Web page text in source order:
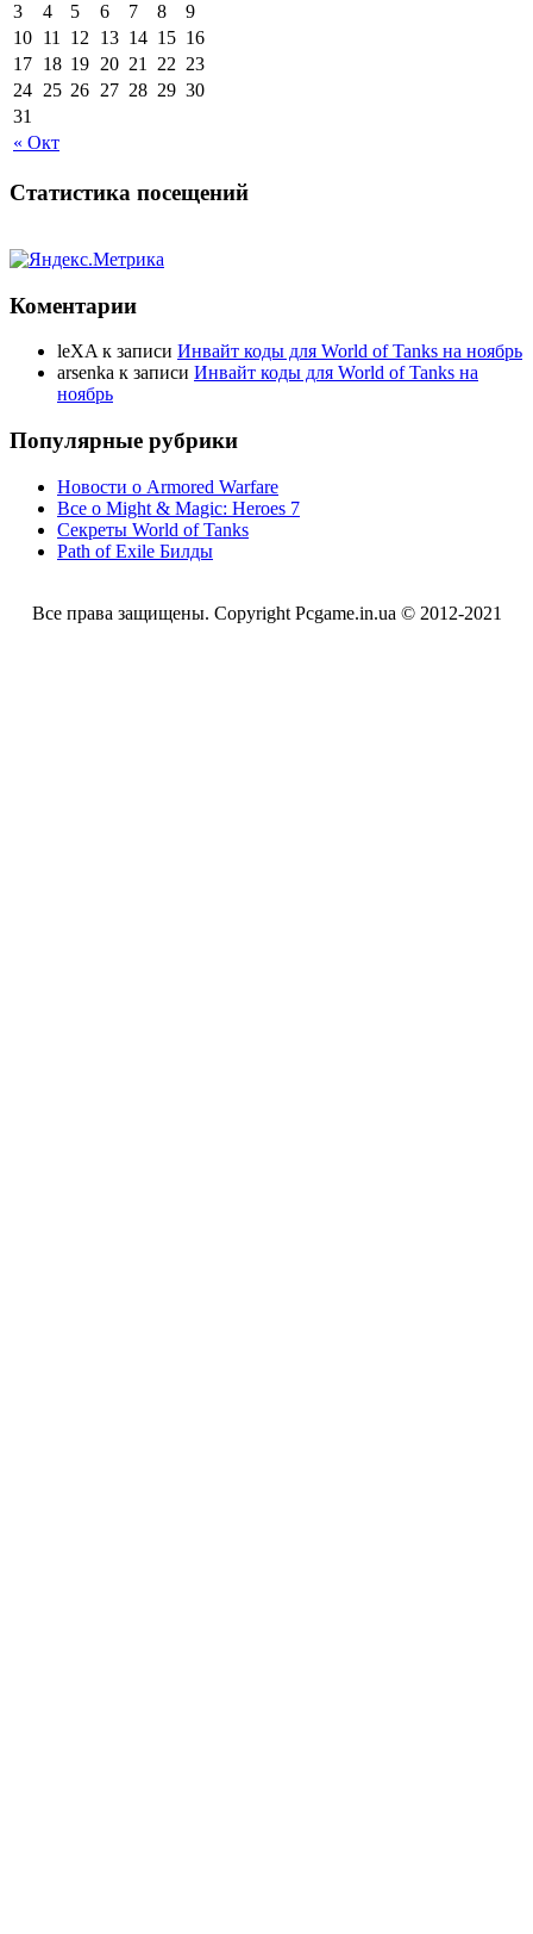
« Окт
3
4 5 6 7 8
9
10 11 12 13 14 15 16
17 18 19 20 21 22 23
24 25 26 27 28 29 30
31
Статистика посещений
Коментарии
leXA к записи Инвайт коды для World of Tanks на ноябрь
arsenka к записи Инвайт коды для World of Tanks на
ноябрь
Популярные рубрики
Новости о Armored Warfare
Все о Might & Magic: Heroes 7
Секреты World of Tanks
Path of Exile Билды
Все права защищены. Copyright Pcgame.in.ua © 2012-2021